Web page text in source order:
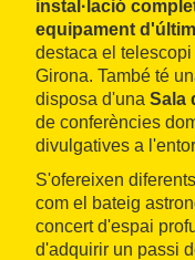
instal·lació
equipament
destaca el
Girona. També té
disposa d'una Sala
de conferències
divulgatives a
S'ofereixen diferents
com el bateig
concert d'espai
d'adquirir un passi